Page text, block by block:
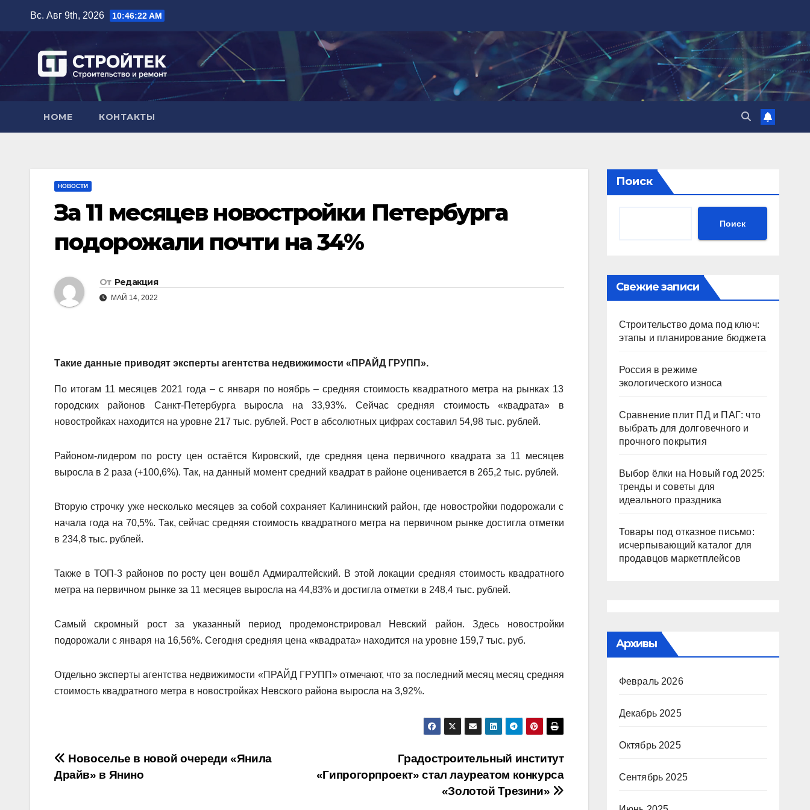
содержимому
Вс. Авг 9th, 2026 10:46:23 AM
HOME КОНТАКТЫ
НОВОСТИ
За 11 месяцев новостройки Петербурга
подорожали почти на 34%
От Редакция
МАЙ 14, 2022
Такие данные приводят эксперты агентства недвижимости «ПРАЙД ГРУПП».
По итогам 11 месяцев 2021 года – с января по ноябрь – средняя стоимость квадратного метра на рынках 13
городских районов Санкт-Петербурга выросла на 33,93%. Сейчас средняя стоимость «квадрата» в
новостройках находится на уровне 217 тыс. рублей. Рост в абсолютных цифрах составил 54,98 тыс. рублей.
Районом-лидером по росту цен остаётся Кировский, где средняя цена первичного квадрата за 11 месяцев
выросла в 2 раза (+100,6%). Так, на данный момент средний квадрат в районе оценивается в 265,2 тыс. рублей.
Вторую строчку уже несколько месяцев за собой сохраняет Калининский район, где новостройки подорожали с
начала года на 70,5%. Так, сейчас средняя стоимость квадратного метра на первичном рынке достигла отметки
в 234,8 тыс. рублей.
Также в ТОП-3 районов по росту цен вошёл Адмиралтейский. В этой локации средняя стоимость квадратного
метра на первичном рынке за 11 месяцев выросла на 44,83% и достигла отметки в 248,4 тыс. рублей.
Самый скромный рост за указанный период продемонстрировал Невский район. Здесь новостройки
подорожали с января на 16,56%. Сегодня средняя цена «квадрата» находится на уровне 159,7 тыс. руб.
Отдельно эксперты агентства недвижимости «ПРАЙД ГРУПП» отмечают, что за последний месяц месяц средняя
стоимость квадратного метра в новостройках Невского района выросла на 3,92%.
Навигация
по
Градостроительный институт
«Гипрогорпроект» стал лауреатом конкурса
«Золотой Трезини»
Новоселье в новой очереди «Янила
Драйв» в Янино
Поиск
Поиск
Свежие записи
Строительство дома под ключ:
этапы и планирование бюджета
Россия в режиме
экологического износа
Сравнение плит ПД и ПАГ: что
выбрать для долговечного и
прочного покрытия
Выбор ёлки на Новый год 2025:
тренды и советы для
идеального праздника
Товары под отказное письмо:
исчерпывающий каталог для
продавцов маркетплейсов
Архивы
Февраль 2026
Декабрь 2025
Октябрь 2025
Сентябрь 2025